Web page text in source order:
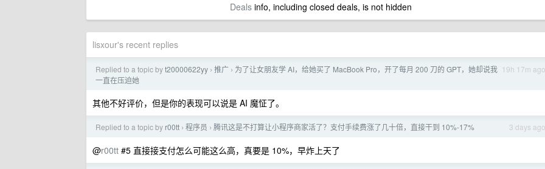
Dealsinfo, including closed deals, is not hidden
lisxour's recent replies
19h 17m ago
Replied to a topic byt20000622yy › 推广 › 为了让女朋友学 AI，给她买了 MacBook Pro，开了每月 200 刀的 GPT，她却说我
一直在压迫她
其他不好评价，但是你的表现可以说是 AI 魔怔了。
3 days ago
Replied to a topic by r00tt › 程序员 › 腾讯这是不打算让小程序商家活了？支付手续费涨了几十倍，直接干到 10%-17%
@r00tt #5 直接接支付怎么可能这么高，真要是 10%，早炸上天了